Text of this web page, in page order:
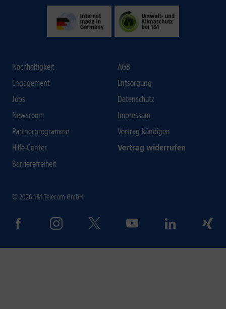
Nachhaltigkeit
Engagement
Jobs
Newsroom
Partnerprogramme
Hilfe-Center
Barrierefreiheit
AGB
Entsorgung
Datenschutz
Impressum
Vertrag kündigen
Vertrag widerrufen
© 2026 1&1 Telecom GmbH